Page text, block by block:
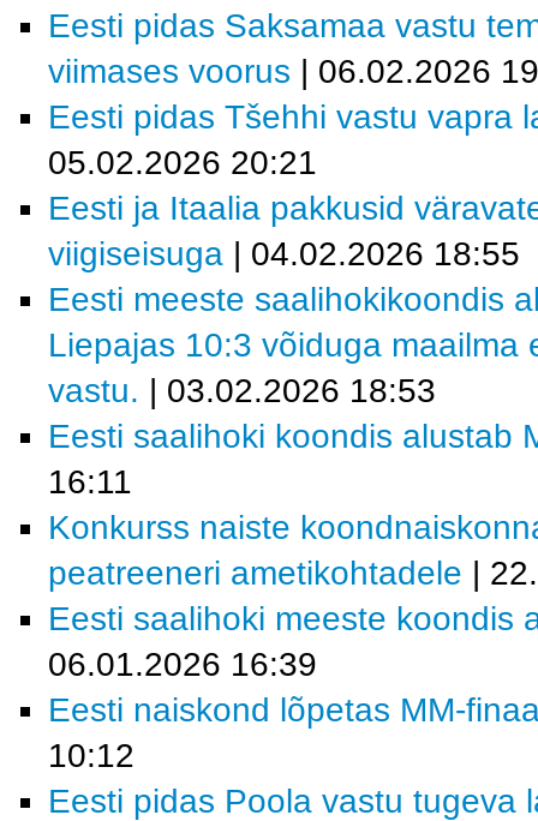
Eesti pidas Saksamaa vastu
viimases voorus | 06.02.2026
Eesti pidas Tšehhi vastu vapra
05.02.2026 20:21
Eesti ja Itaalia pakkusid
viigiseisuga | 04.02.2026 18:55
Eesti meeste saalihokikoondis
Liepajas 10:3 võiduga
vastu. | 03.02.2026 18:53
Eesti saalihoki koondis alustab
16:11
Konkurss naiste
peatreeneri ametikohtadele |
Eesti saalihoki meeste koondis
06.01.2026 16:39
Eesti naiskond lõpetas MM-
10:12
Eesti pidas Poola vastu tugeva